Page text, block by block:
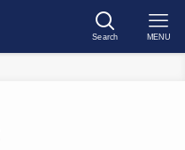
Search MENU